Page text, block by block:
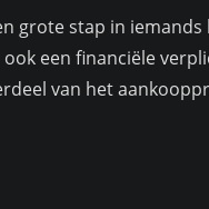
grote stap in
een financiële
van het